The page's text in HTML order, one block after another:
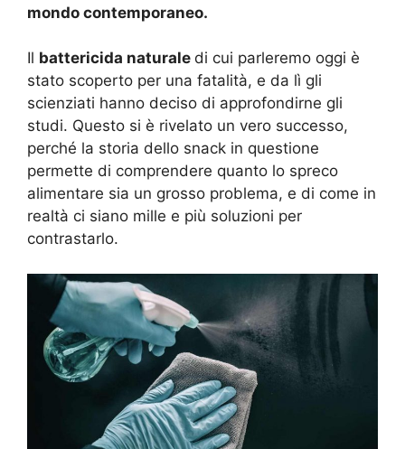
mondo contemporaneo.
Il battericida naturale di cui parleremo oggi è
stato scoperto per una fatalità, e da lì gli
scienziati hanno deciso di approfondirne gli
studi. Questo si è rivelato un vero successo,
perché la storia dello snack in questione
permette di comprendere quanto lo spreco
alimentare sia un grosso problema, e di come in
realtà ci siano mille e più soluzioni per
contrastarlo.